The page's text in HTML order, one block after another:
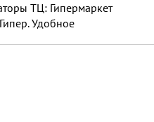
ТЦ: Гипермаркет
Удобное